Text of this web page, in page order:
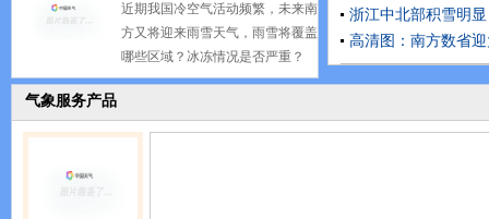
近期我国冷空气活动频繁，未来南
方又将迎来雨雪天气，雨雪将覆盖
哪些区域？冰冻情况是否严重？
浙江中北部积雪明
高清图：南方数省
气象服务产品